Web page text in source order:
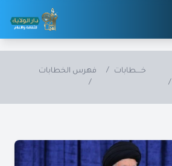
/
خــــطابات /
فهرس الخطابات
/